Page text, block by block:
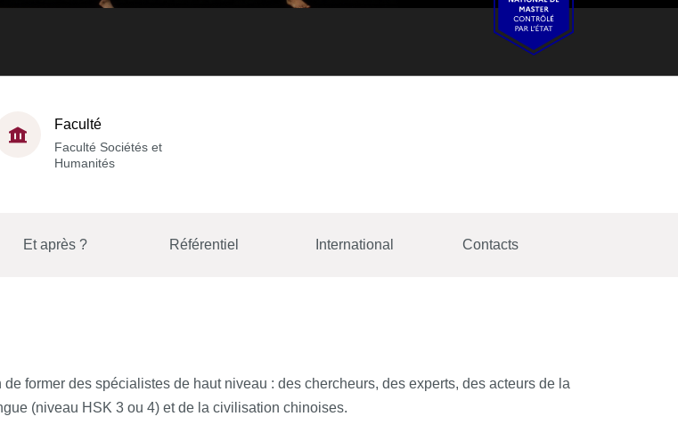
Faculté
Faculté Sociétés et
Humanités
Et après ? Référentiel International Contacts
former des spécialistes de haut niveau : des chercheurs, des experts, des acteurs de la
(niveau HSK 3 ou 4) et de la civilisation chinoises.